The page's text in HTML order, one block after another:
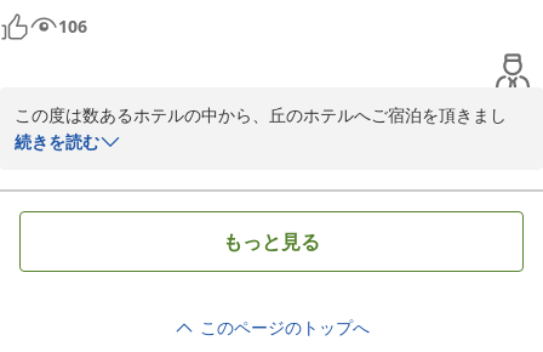
106
この度は数あるホテルの中から、丘のホテルへご宿泊を頂きまし
て、誠にありがとうございました。
当ホテル近くの公園は仙台の桜の名所となっておりまして、ご覧い
ただけたこと、大変嬉しく存じます。
また当ホテルのお庭や館内には、様々な植物がお客様をお出迎えし
ております。少しでもお客様のお心の癒しになれれば幸いでござい
続きを読む
もっと見る
このページのトップへ